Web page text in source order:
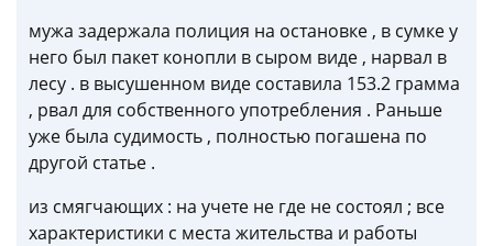
мужа задержала полиция на остановке , в сумке у
него был пакет конопли в сыром виде , нарвал в
лесу . в высушенном виде составила 153.2 грамма
, рвал для собственного употребления . Раньше
уже была судимость , полностью погашена по
другой статье .
из смягчающих : на учете не где не состоял ; все
характеристики с места жительства и работы